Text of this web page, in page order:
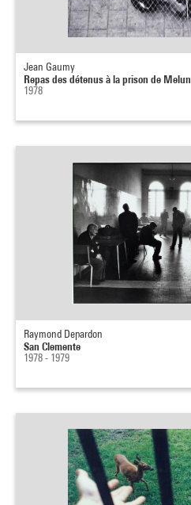
Jean Gaumy
Repas des détenus à la prison de Melun
1978
Raymond Depardon
San Clemente
1978 - 1979